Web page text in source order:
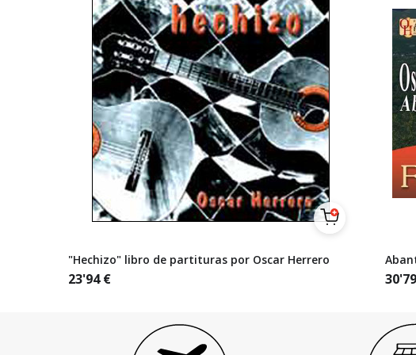
"Hechizo" libro de partituras por Oscar Herrero
23'94€ 30'79